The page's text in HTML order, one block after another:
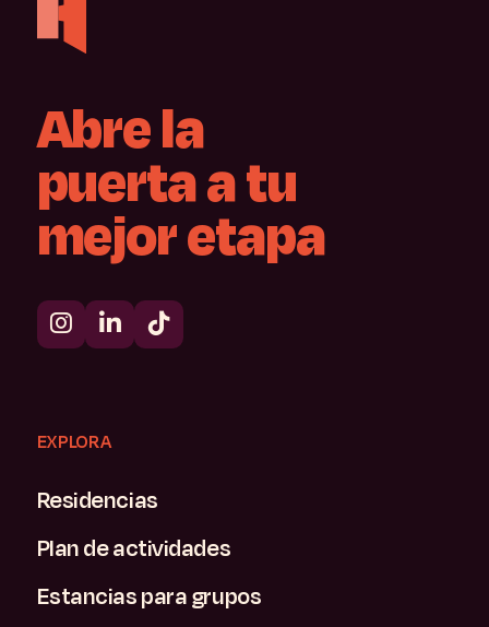
Abrela
puertaatu
mejoretapa
EXPLORA
Residencias
Plan de actividades
Estancias para grupos